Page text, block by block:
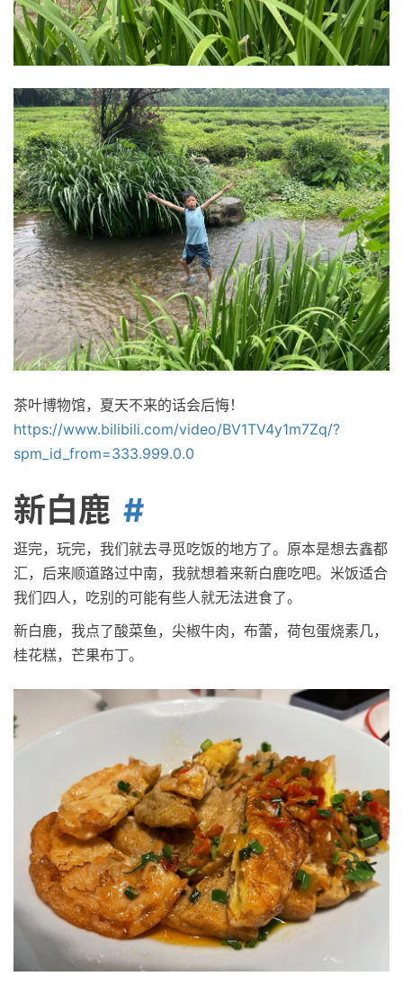
茶叶博物馆，夏天不来的话会后悔！
https://www.bilibili.com/video/BV1TV4y1m7Zq/?
spm_id_from=333.999.0.0
新白鹿
逛完，玩完，我们就去寻觅吃饭的地方了。原本是想去鑫都
汇，后来顺道路过中南，我就想着来新白鹿吃吧。米饭适合
我们四人，吃别的可能有些人就无法进食了。
新白鹿，我点了酸菜鱼，尖椒牛肉，布蕾，荷包蛋烧素几，
桂花糕，芒果布丁。